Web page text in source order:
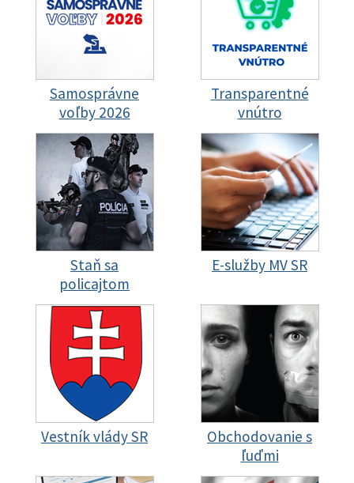
Samosprávne
voľby 2026
Transparentné
vnútro
Staň sa
policajtom
E-služby MV SR
Vestník vlády SR
Obchodovanie s
ľuďmi